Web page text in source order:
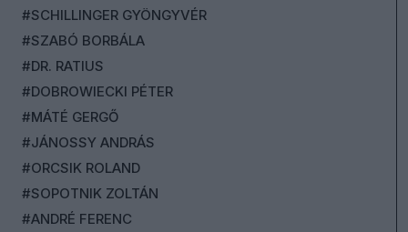
#SCHILLINGER GYÖNGYVÉR
#SZABÓ BORBÁLA
#DR. RATIUS
#DOBROWIECKI PÉTER
#MÁTÉ GERGŐ
#JÁNOSSY ANDRÁS
#ORCSIK ROLAND
#SOPOTNIK ZOLTÁN
#ANDRÉ FERENC